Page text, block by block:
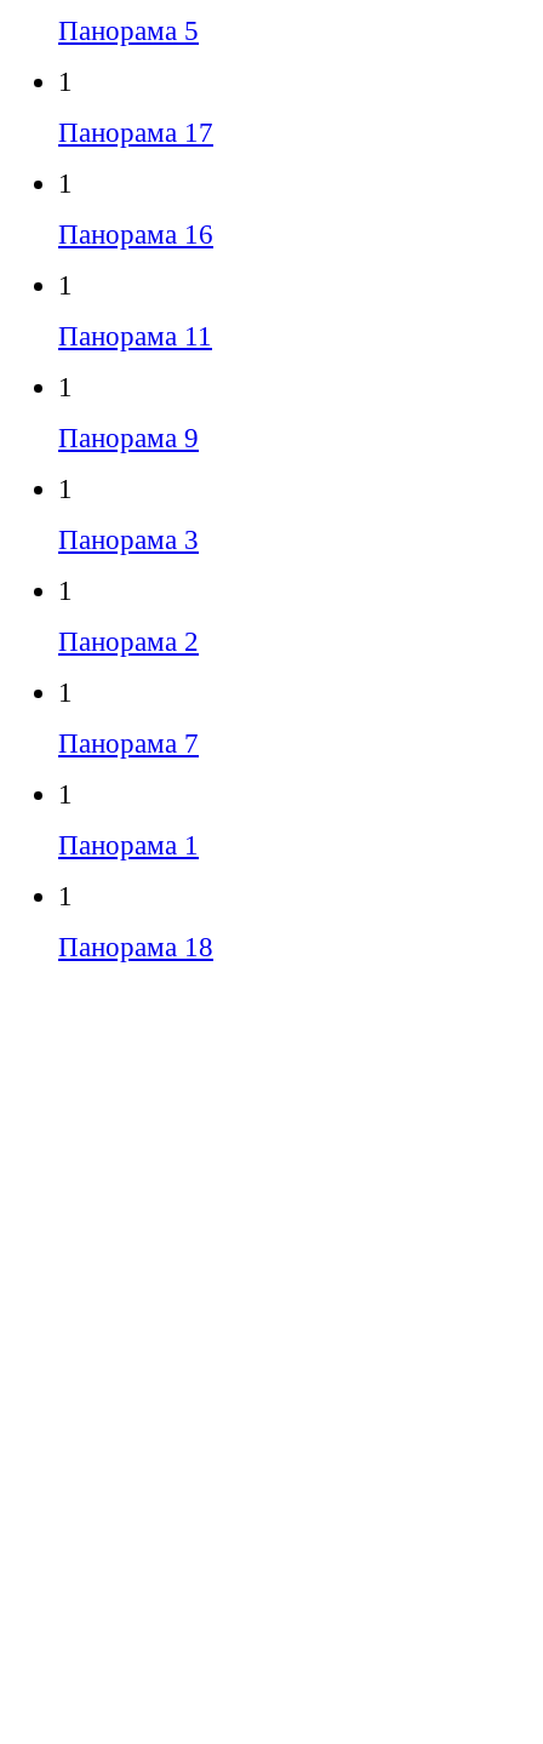
Панорама 5
1
Панорама 17
1
Панорама 16
1
Панорама 11
1
Панорама 9
1
Панорама 3
1
Панорама 2
1
Панорама 7
1
Панорама 1
1
Панорама 18